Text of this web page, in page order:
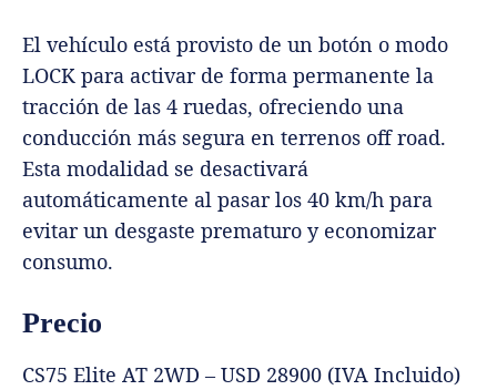
El vehículo está provisto de un botón o modo
LOCK para activar de forma permanente la
tracción de las 4 ruedas, ofreciendo una
conducción más segura en terrenos off road.
Esta modalidad se desactivará
automáticamente al pasar los 40 km/h para
evitar un desgaste prematuro y economizar
consumo.
Precio
CS75 Elite AT 2WD – USD 28900 (IVA Incluido)